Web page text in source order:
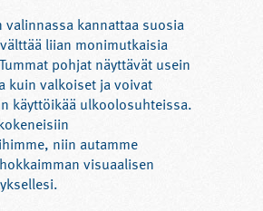
valinnassa kannattaa suosia
liian monimutkaisia
pohjat näyttävät usein
kuin valkoiset ja voivat
käyttöikää ulkoolosuhteissa.
niin autamme
visuaalisen